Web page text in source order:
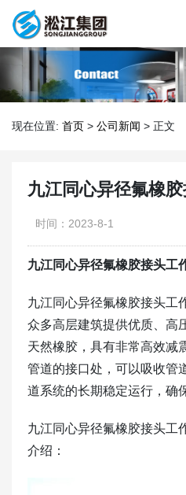
现在位置: 首页 > 公司新闻 > 正文
九江同心异径氟橡
时间：2023-8-1
九江同心异径氟橡胶接头工
九江同心异径氟橡胶接头工
众多高层建筑提供优质、高
天然橡胶，具有非常高效减
管道的接口处，可以吸收管
道系统的长期稳定运行，确
九江同心异径氟橡胶接头工
介绍：